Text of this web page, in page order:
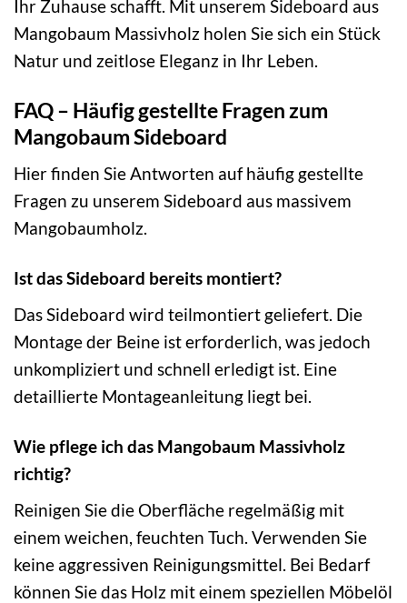
Ihr Zuhause schafft. Mit unserem Sideboard aus
Mangobaum Massivholz holen Sie sich ein Stück
Natur und zeitlose Eleganz in Ihr Leben.
FAQ – Häufig gestellte Fragen zum
Mangobaum Sideboard
Hier finden Sie Antworten auf häufig gestellte
Fragen zu unserem Sideboard aus massivem
Mangobaumholz.
Ist das Sideboard bereits montiert?
Das Sideboard wird teilmontiert geliefert. Die
Montage der Beine ist erforderlich, was jedoch
unkompliziert und schnell erledigt ist. Eine
detaillierte Montageanleitung liegt bei.
Wie pflege ich das Mangobaum Massivholz
richtig?
Reinigen Sie die Oberfläche regelmäßig mit
einem weichen, feuchten Tuch. Verwenden Sie
keine aggressiven Reinigungsmittel. Bei Bedarf
können Sie das Holz mit einem speziellen Möbelöl